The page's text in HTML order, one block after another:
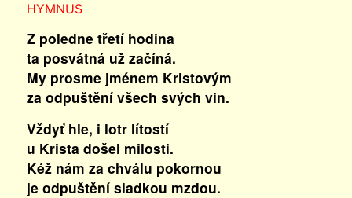
HYMNUS
Z poledne třetí hodina
ta posvátná už začíná.
My prosme jménem Kristovým
za odpuštění všech svých vin.
Vždyť hle, i lotr lítostí
u Krista došel milosti.
Kéž nám za chválu pokornou
je odpuštění sladkou mzdou.